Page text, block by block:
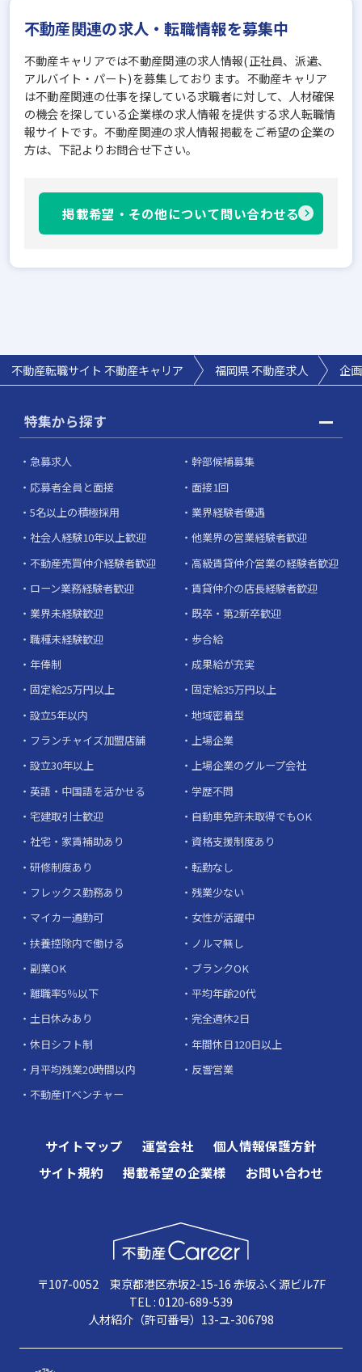
不動産関連の求人・転職情報を募集中
不動産キャリアでは不動産関連の求人情報(正社員、派遣、
アルバイト・パート)を募集しております。不動産キャリア
は不動産関連の仕事を探している求職者に対して、人材確保
の機会を探している企業様の求人情報を提供する求人転職情
報サイトです。不動産関連の求人情報掲載をご希望の企業の
方は、下記よりお問合せ下さい。
掲載希望・その他について問い合わせる
不動産転職サイト 不動産キャリア 福岡県不動産求人 企
特集から探す
急募求人
幹部候補募集
応募者全員と面接
面接1回
5名以上の積極採用
業界経験者優遇
社会人経験10年以上歓迎
他業界の営業経験者歓迎
不動産売買仲介経験者歓迎
高級賃貸仲介営業の経験者歓迎
ローン業務経験者歓迎
賃貸仲介の店長経験者歓迎
業界未経験歓迎
既卒・第2新卒歓迎
職種未経験歓迎
歩合給
年俸制
成果給が充実
固定給25万円以上
固定給35万円以上
設立5年以内
地域密着型
フランチャイズ加盟店舗
上場企業
設立30年以上
上場企業のグループ会社
英語・中国語を活かせる
学歴不問
宅建取引士歓迎
自動車免許未取得でもOK
社宅・家賃補助あり
資格支援制度あり
研修制度あり
転勤なし
フレックス勤務あり
残業少ない
マイカー通勤可
女性が活躍中
扶養控除内で働ける
ノルマ無し
副業OK
ブランクOK
離職率5％以下
平均年齢20代
土日休みあり
完全週休2日
休日シフト制
年間休日120日以上
月平均残業20時間以内
反響営業
不動産ITベンチャー
サイトマップ 運営会社
個人情報保護方針
サイト規約
掲載希望の企業様 お問い合わせ
〒107-0052 東京都港区赤坂2-15-16 赤坂ふく源ビル7F
TEL : 0120-689-539
人材紹介（許可番号）13-ユ-306798